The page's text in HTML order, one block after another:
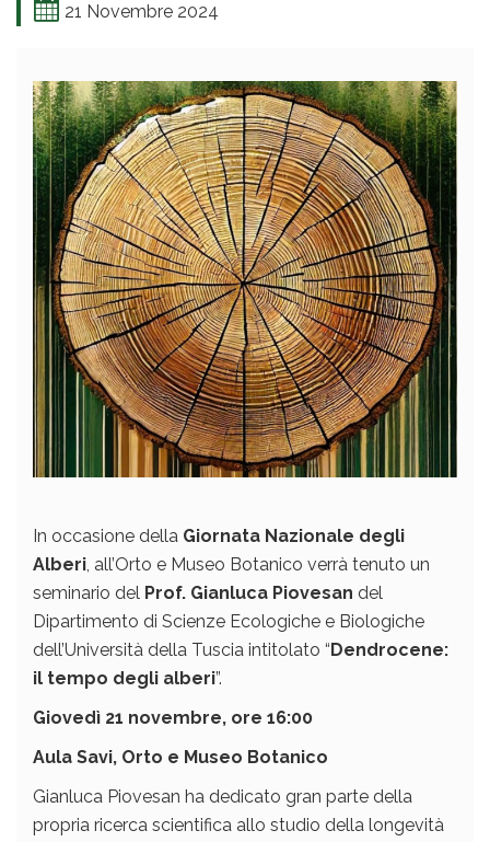
21 Novembre 2024
In occasione della Giornata Nazionale degli
Alberi, all’Orto e Museo Botanico verrà tenuto un
seminario del Prof. Gianluca Piovesan del
Dipartimento di Scienze Ecologiche e Biologiche
dell’Università della Tuscia intitolato “ Dendrocene:
il tempo degli alberi”.
Giovedì 21 novembre, ore 16:00
Aula Savi, Orto e Museo Botanico
Gianluca Piovesan ha dedicato gran parte della
propria ricerca scientifica allo studio della longevità